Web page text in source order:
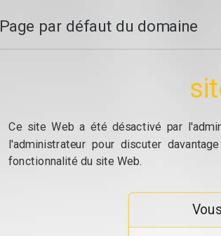
Page par défaut du domaine
Ce site Web a été désactivé par
l'administrateur pour discuter
fonctionnalité du site Web.